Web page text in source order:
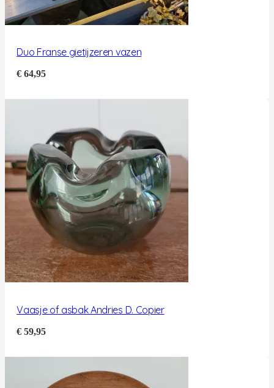
Duo Franse gietijzeren vazen
€ 64,95
Vaasje of asbak Andries D. Copier
€ 59,95